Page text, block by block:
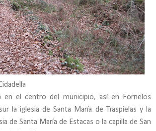
en el centro del municipio, así en Fornelos
la iglesia de Santa María de Traspielas y la
de Santa María de Estacas o la capilla de San